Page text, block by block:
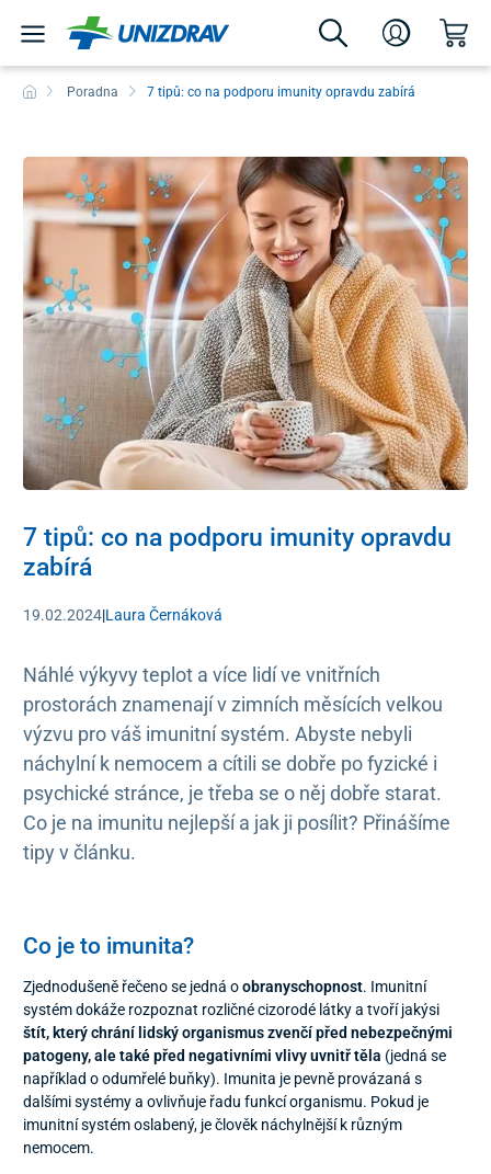
Poradna 7 tipů: co na podporu imunity opravdu zabírá
7 tipů: co na podporu imunity opravdu
zabírá
19.02.2024|Laura Černáková
Náhlé výkyvy teplot a více lidí ve vnitřních
prostorách znamenají v zimních měsících velkou
výzvu pro váš imunitní systém. Abyste nebyli
náchylní k nemocem a cítili se dobře po fyzické i
psychické stránce, je třeba se o něj dobře starat.
Co je na imunitu nejlepší a jak ji posílit? Přinášíme
tipy v článku.
Co je to imunita?
Zjednodušeně řečeno se jedná oobranyschopnost. Imunitní
systém dokáže rozpoznat rozličné cizorodé látky a tvoří jakýsi
štít, který chrání lidský organismus zvenčí před nebezpečnými
patogeny, ale také před negativními vlivy uvnitř těla (jedná se
například o odumřelé buňky). Imunita je pevně provázaná s
dalšími systémy a ovlivňuje řadu funkcí organismu. Pokud je
imunitní systém oslabený, je člověk náchylnější k různým
nemocem.